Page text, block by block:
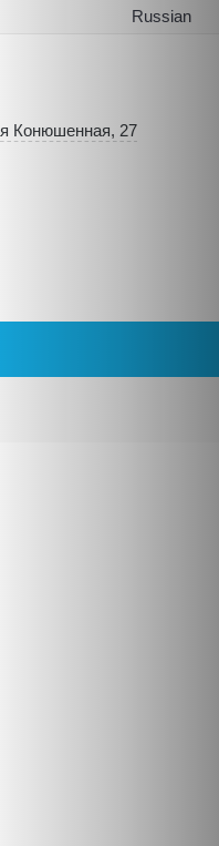
Russian
Конюшенная, 27